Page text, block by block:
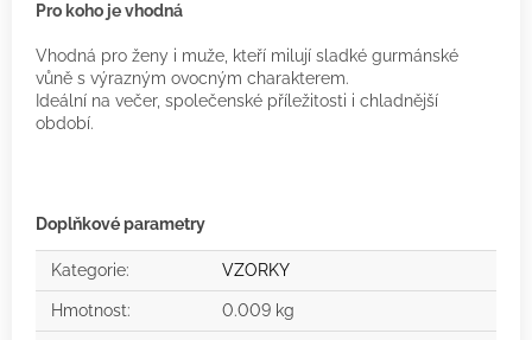
Pro koho je vhodná
Vhodná pro ženy i muže, kteří milují sladké gurmánské
vůně s výrazným ovocným charakterem.
Ideální na večer, společenské příležitosti i chladnější
období.
Doplňkové parametry
Kategorie: VZORKY
Hmotnost: 0.009 kg